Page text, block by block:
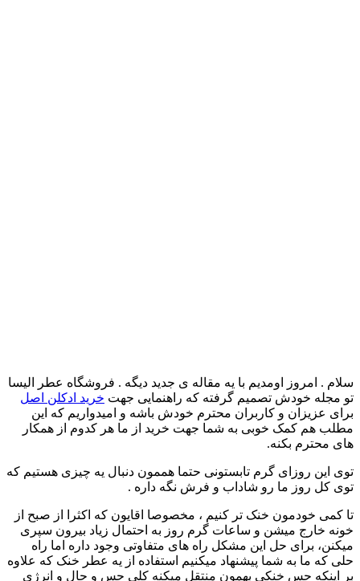
سلام . امروز اومدیم با یه مقاله ی جدید دیگه . فروشگاه عطر الیسا
تو مجله خودش تصمیم گرفته که راهنمایی جهت خرید ادکلن اصل
برای عزیزان و کاربران محترم خودش باشه و امیدواریم که این
مطلب هم کمک خوبی به شما جهت خرید از ما هر کدوم از همکار
های محترم بکنه.
توی این روزای گرم تابستونی حتما هممون دنبال یه چیزی هستیم که
توی کل روز ما رو شاداب و فرش نگه داره .
تا کمی خودمون خنک تر کنیم ، مخصوصا اقایون که اکثرا از صبح از
خونه خارج میشن و ساعات گرم روز به احتمال زیاد بیرون سپری
میکنن، برای حل این مشکل راه های متفاوتی وجود داره اما راه
حلی که ما به شما پیشنهاد میکنیم استفاده از یه عطر خنک که علاوه
بر اینکه حس خنکی بهمون منتقل میکنه کلی حس و حال و انرژی